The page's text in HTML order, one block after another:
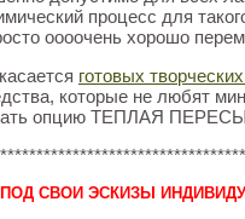
процесс для
оооочень хорошо
готовых
которые не любят
опцию ТЕПЛАЯ
СВОИ ЭСКИЗЫ